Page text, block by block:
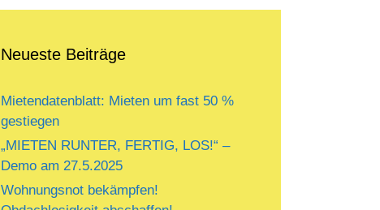
Neueste Beiträge
Mietendatenblatt: Mieten um fast 50 %
gestiegen
„MIETEN RUNTER, FERTIG, LOS!“ –
Demo am 27.5.2025
Wohnungsnot bekämpfen!